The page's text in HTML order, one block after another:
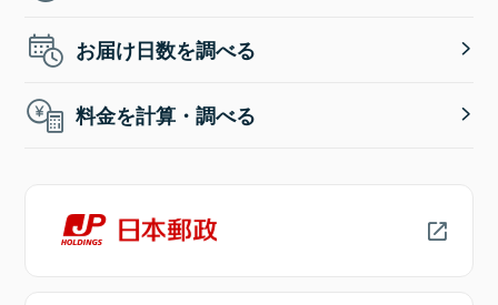
お届け日数を調べる
料金を計算・調べる